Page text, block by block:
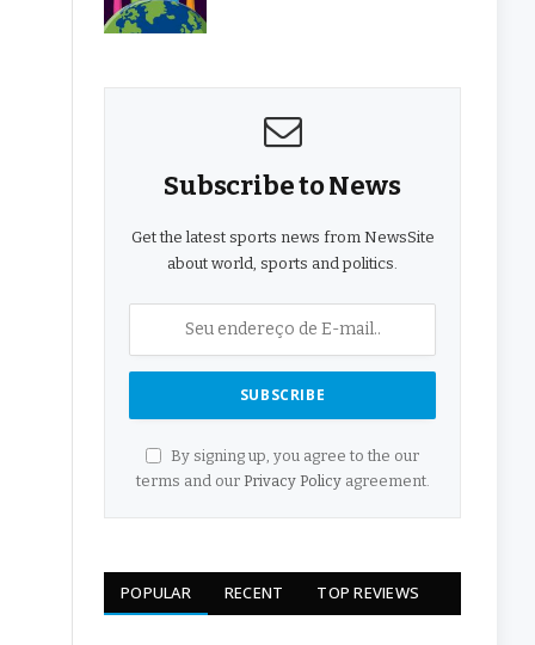
Subscribe to News
Get the latest sports news from NewsSite
about world, sports and politics.
By signing up, you agree to the our
terms and our Privacy Policyagreement.
POPULAR RECENT TOP REVIEWS